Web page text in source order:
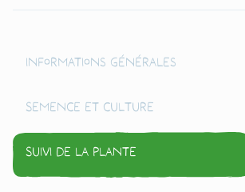
Informations générales
Semence et culture
Suivi de la plante